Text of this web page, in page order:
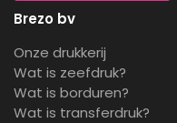
Brezo bv
Onze drukkerij
Wat is zeefdruk?
Wat is borduren?
Wat is transferdruk?